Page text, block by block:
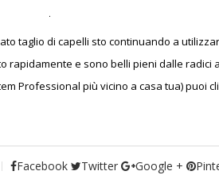
taglio di capelli sto continuando a
rapidamente e sono belli pieni dalle radici
Professional più vicino a casa tua) puoi
Facebook Twitter Google +